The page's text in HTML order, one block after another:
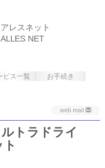
アレスネット
ALLES NET
ビス一覧
お手続き
web mail
トラドライ